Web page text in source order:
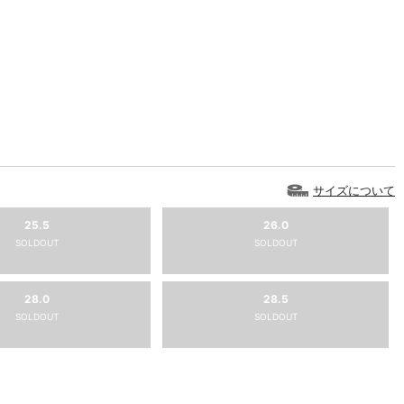
サイズについて
25.5
SOLDOUT
26.0
SOLDOUT
28.0
SOLDOUT
28.5
SOLDOUT